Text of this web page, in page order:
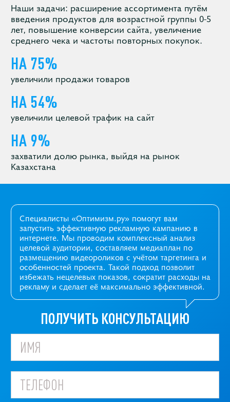
Наши задачи: расширение ассортимента путём
введения продуктов для возрастной группы 0-5
лет, повышение конверсии сайта, увеличение
среднего чека и частоты повторных покупок.
НА 75%
увеличили продажи товаров
НА 54%
увеличили целевой трафик на сайт
НА 9%
захватили долю рынка, выйдя на рынок
Казахстана
Специалисты «Оптимизм.ру» помогут вам
запустить эффективную рекламную кампанию в
интернете. Мы проводим комплексный анализ
целевой аудитории, составляем медиаплан по
размещению видеороликов с учётом таргетинга и
особенностей проекта. Такой подход позволит
избежать нецелевых показов, сократит расходы на
рекламу и сделает её максимально эффективной.
ПОЛУЧИТЬ КОНСУЛЬТАЦИЮ